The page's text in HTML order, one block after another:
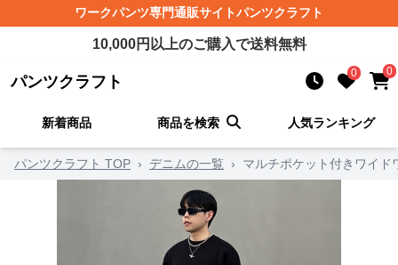
ワークパンツ専門通販サイトパンツクラフト
10,000円以上のご購入で送料無料
パンツクラフト 0 0
新着商品 商品を検索 人気ランキング
パンツクラフト TOP › デニムの一覧 › マルチポケット付きワイド